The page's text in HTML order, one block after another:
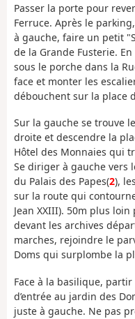
Passer la porte pour
Ferruce. Après le
à gauche, faire un petit
de la Grande Fusterie.
sous le porche dans la
face et monter les
débouchent sur la place
Sur la gauche se trouve
droite et descendre la
Hôtel des Monnaies qui
Se diriger à gauche vers
du Palais des Papes(2),
sur la route qui
Jean XXIII). 50m plus
devant les archives
marches, rejoindre le
Doms qui surplombe la
Face à la basilique,
d’entrée au jardin des
juste à gauche. Ne pas